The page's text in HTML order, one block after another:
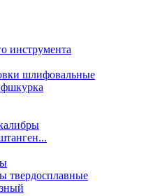
инструмента
шлифовальные
твердосплавные